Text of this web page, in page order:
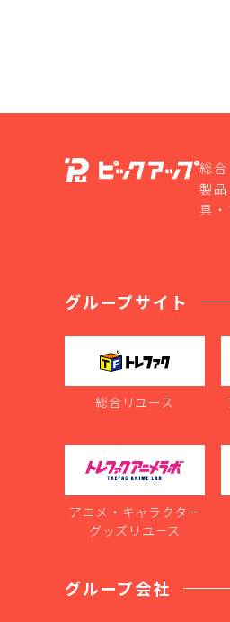
総
製
具
グループサイト
総合リユース
アニメ・キャラクター
グッズリユース
グループ会社